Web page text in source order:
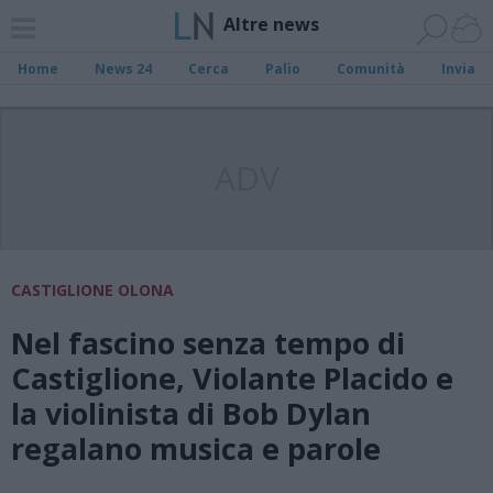
Altre news
Home News 24 Cerca Palio Comunità Invia
CASTIGLIONE OLONA
Nel fascino senza tempo di
Castiglione, Violante Placido e
la violinista di Bob Dylan
regalano musica e parole